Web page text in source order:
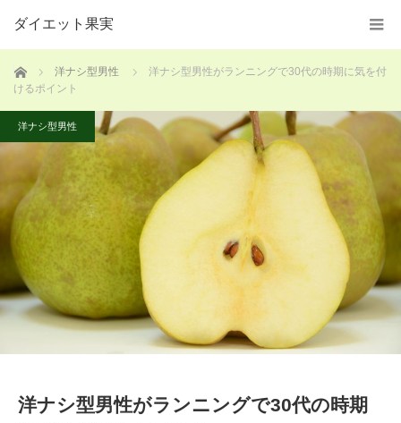
ダイエット果実
ホーム 洋ナシ型男性
洋ナシ型男性がランニングで30代の時期に気を付
けるポイント
洋ナシ型男性
洋ナシ型男性がランニングで30代の時期